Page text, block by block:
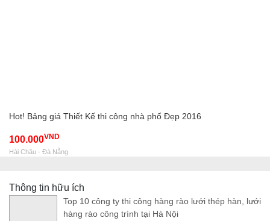
Hot! Bảng giá Thiết Kế thi công nhà phố Đẹp 2016
100.000VND
Hải Châu - Đà Nẵng
Thông tin hữu ích
Top 10 công ty thi công hàng rào lưới thép hàn, lưới
hàng rào công trình tại Hà Nội